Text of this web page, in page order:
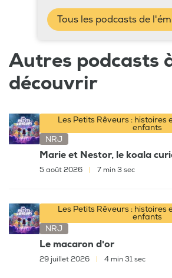
Tous les podcasts de
Autres podcasts
découvrir
Les Petits Rêveurs : histoires
enfants
NRJ
Marie et Nestor, le koala
5 août 2026 7 min 3 sec
Les Petits Rêveurs : histoires
enfants
NRJ
Le macaron d'or
29 juillet 2026 4 min 31 sec